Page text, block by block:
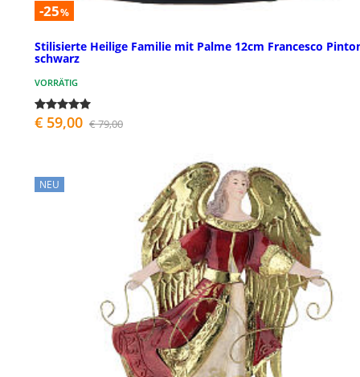
-25%
Stilisierte Heilige Familie mit Palme 12cm Francesco
schwarz
VORRÄTIG
€ 59,00 € 79,00
NEU